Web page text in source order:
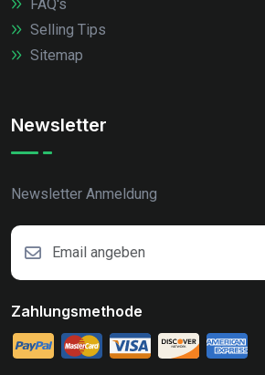
FAQ's
Selling Tips
Sitemap
Newsletter
Newsletter Anmeldung
Zahlungsmethode